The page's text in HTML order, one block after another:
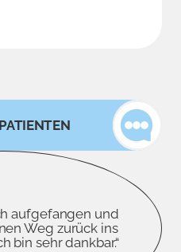
aufgefangen und
Weg zurück ins
bin sehr dankbar.“